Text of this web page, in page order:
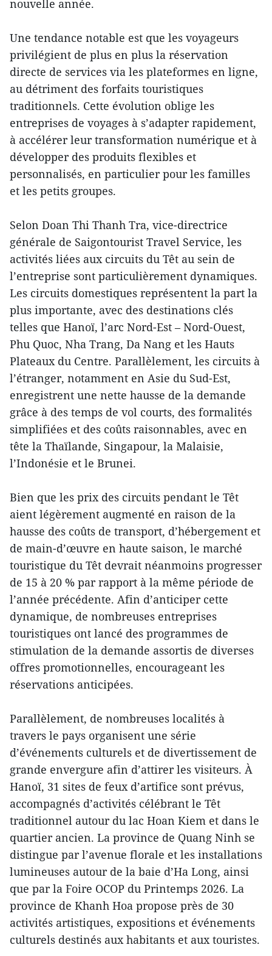
nouvelle année.
Une tendance notable est que les voyageurs
privilégient de plus en plus la réservation
directe de services via les plateformes en ligne,
au détriment des forfaits touristiques
traditionnels. Cette évolution oblige les
entreprises de voyages à s’adapter rapidement,
à accélérer leur transformation numérique et à
développer des produits flexibles et
personnalisés, en particulier pour les familles
et les petits groupes.
Selon Doan Thi Thanh Tra, vice-directrice
générale de Saigontourist Travel Service, les
activités liées aux circuits du Têt au sein de
l’entreprise sont particulièrement dynamiques.
Les circuits domestiques représentent la part la
plus importante, avec des destinations clés
telles que Hanoï, l’arc Nord-Est – Nord-Ouest,
Phu Quoc, Nha Trang, Da Nang et les Hauts
Plateaux du Centre. Parallèlement, les circuits à
l’étranger, notamment en Asie du Sud-Est,
enregistrent une nette hausse de la demande
grâce à des temps de vol courts, des formalités
simplifiées et des coûts raisonnables, avec en
tête la Thaïlande, Singapour, la Malaisie,
l’Indonésie et le Brunei.
Bien que les prix des circuits pendant le Têt
aient légèrement augmenté en raison de la
hausse des coûts de transport, d’hébergement et
de main-d’œuvre en haute saison, le marché
touristique du Têt devrait néanmoins progresser
de 15 à 20 % par rapport à la même période de
l’année précédente. Afin d’anticiper cette
dynamique, de nombreuses entreprises
touristiques ont lancé des programmes de
stimulation de la demande assortis de diverses
offres promotionnelles, encourageant les
réservations anticipées.
Parallèlement, de nombreuses localités à
travers le pays organisent une série
d’événements culturels et de divertissement de
grande envergure afin d’attirer les visiteurs. À
Hanoï, 31 sites de feux d’artifice sont prévus,
accompagnés d’activités célébrant le Têt
traditionnel autour du lac Hoan Kiem et dans le
quartier ancien. La province de Quang Ninh se
distingue par l’avenue florale et les installations
lumineuses autour de la baie d’Ha Long, ainsi
que par la Foire OCOP du Printemps 2026. La
province de Khanh Hoa propose près de 30
activités artistiques, expositions et événements
culturels destinés aux habitants et aux touristes.